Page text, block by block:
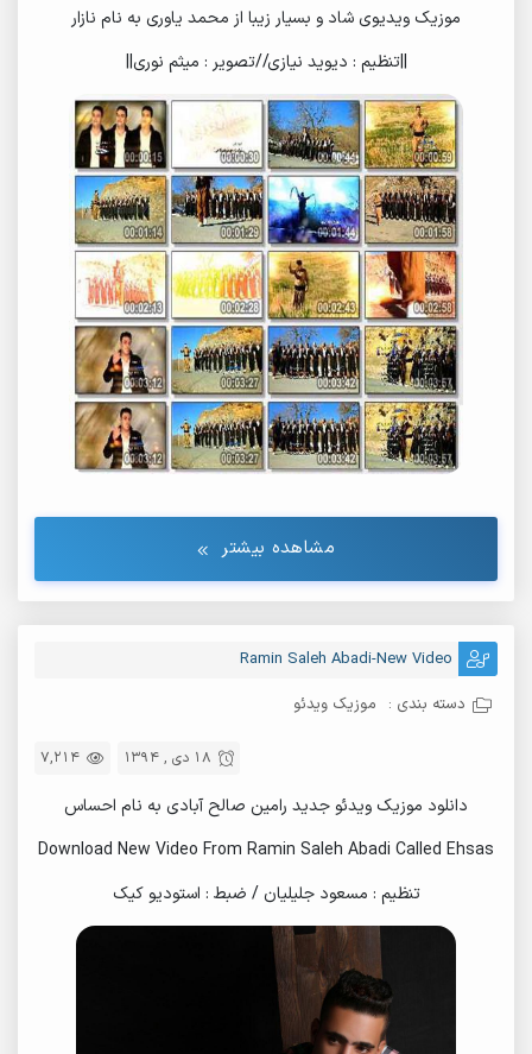
موزیک ویدیوی شاد و بسیار زیبا از محمد یاوری به نام نازار
||تنظیم : دیوید نیازی//تصویر : میثم نوری||
مشاهده بیشتر
Ramin Saleh Abadi-New Video
دسته بندی : موزیک ویدئو
7,214 18 دی , 1394
دانلود موزیک ویدئو جدید رامین صالح آبادی به نام احساس
Download New Video From Ramin Saleh Abadi Called Ehsas
تنظیم : مسعود جلیلیان / ضبط : استودیو کیک